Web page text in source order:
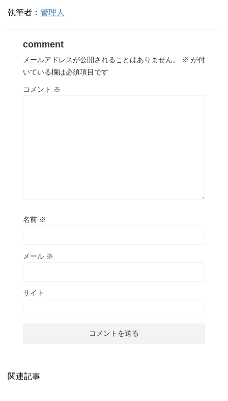
執筆者： 管理人
comment
メールアドレスが公開されることはありません。 ※ が付
いている欄は必須項目です
コメント ※
名前 ※
メール ※
サイト
関連記事